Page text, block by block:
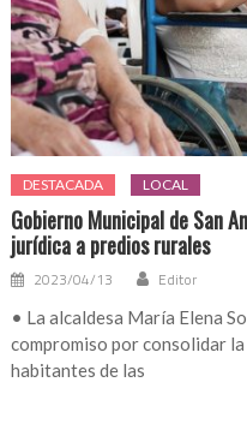
DESTACADA LOCAL
Gobierno Municipal de San
jurídica a predios rurales
2023/04/13 Editor
• La alcaldesa María Elena
compromiso por consolidar
habitantes de las